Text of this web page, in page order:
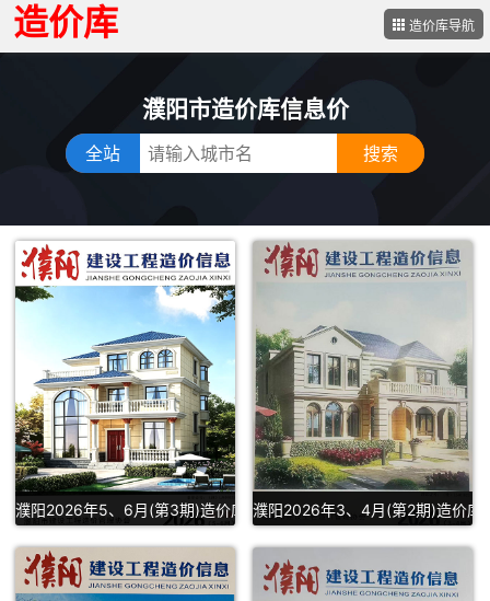
造价库 造价库导航
濮阳市造价库信息价
全站
濮阳2026年5、6月(第3期)造价库信息价PDF下载濮阳2026年3、4月(第2期)造价库